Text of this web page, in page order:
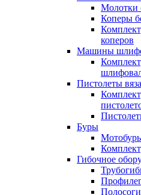
Молотки
Коперы
коперов
Машины
Пистолеты
Буры
Гибочное